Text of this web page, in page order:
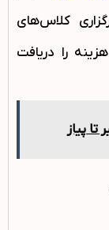
کلاس‌های
را دریافت
تا پیاز